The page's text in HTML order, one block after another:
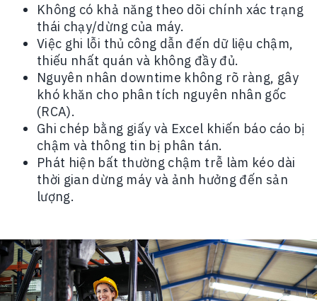
Không có khả năng theo dõi chính xác trạng
thái chạy/dừng của máy.
Việc ghi lỗi thủ công dẫn đến dữ liệu chậm,
thiếu nhất quán và không đầy đủ.
Nguyên nhân downtime không rõ ràng, gây
khó khăn cho phân tích nguyên nhân gốc
(RCA).
Ghi chép bằng giấy và Excel khiến báo cáo bị
chậm và thông tin bị phân tán.
Phát hiện bất thường chậm trễ làm kéo dài
thời gian dừng máy và ảnh hưởng đến sản
lượng.